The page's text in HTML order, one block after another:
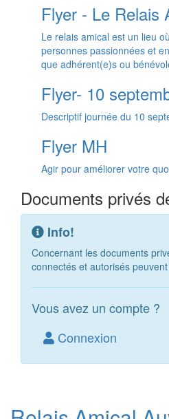
Flyer - Le Relais
Le relais amical est un lieu
personnes passionnées et
que adhérent(e)s ou
Flyer- 10
Descriptif journée du 10
Flyer MH
Agir pour améliorer votre
Documents privés
Info!
Concernant les documents
connectés et autorisés
Vous avez un compte ?
Connexion